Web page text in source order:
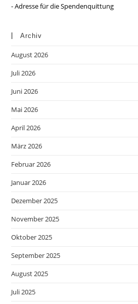
- Adresse für die Spendenquittung
Archiv
August 2026
Juli 2026
Juni 2026
Mai 2026
April 2026
März 2026
Februar 2026
Januar 2026
Dezember 2025
November 2025
Oktober 2025
September 2025
August 2025
Juli 2025